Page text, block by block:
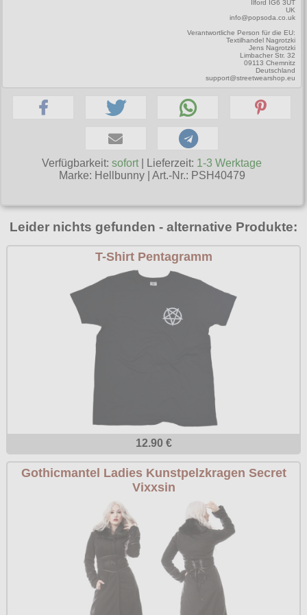
Queen of Darkness
Rockabella
Spin Doctor
Vixxsin
Warrior Clothing
Rockabilly
Ilford IG6 3UT
UK
info@popsoda.co.uk
Verantwortliche Person für die EU:
Textilhandel Nagrotzki
Jens Nagrotzki
Limbacher Str. 32
09113 Chemnitz
Deutschland
support@streetwearshop.eu
Verfügbarkeit:sofort | Lieferzeit: 1-3 Werktage
Marke: Hellbunny| Art.-Nr.: PSH40479
Leider nichts gefunden - alternative Produkte:
T-Shirt Pentagramm
12.90 €
Gothicmantel Ladies Kunstpelzkragen Secret
Vixxsin